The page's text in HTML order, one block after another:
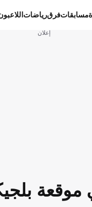
مسابقاتفرقرياضات
إعلان